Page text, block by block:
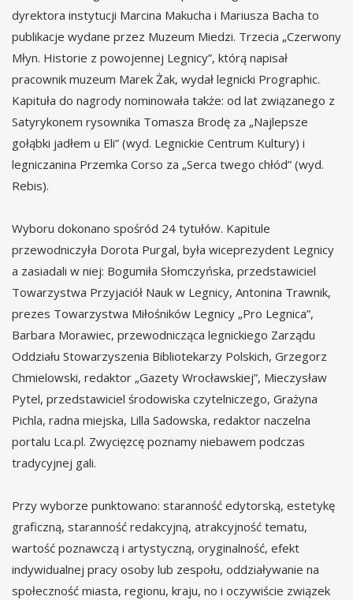
dyrektora instytucji Marcina Makucha i Mariusza Bacha to
publikacje wydane przez Muzeum Miedzi. Trzecia „Czerwony
Młyn. Historie z powojennej Legnicy”, którą napisał
pracownik muzeum Marek Żak, wydał legnicki Prographic.
Kapituła do nagrody nominowała także: od lat związanego z
Satyrykonem rysownika Tomasza Brodę za „Najlepsze
gołąbki jadłem u Eli” (wyd. Legnickie Centrum Kultury) i
legniczanina Przemka Corso za „Serca twego chłód” (wyd.
Rebis).
Wyboru dokonano spośród 24 tytułów. Kapitule
przewodniczyła Dorota Purgal, była wiceprezydent Legnicy
a zasiadali w niej: Bogumiła Słomczyńska, przedstawiciel
Towarzystwa Przyjaciół Nauk w Legnicy, Antonina Trawnik,
prezes Towarzystwa Miłośników Legnicy „Pro Legnica”,
Barbara Morawiec, przewodnicząca legnickiego Zarządu
Oddziału Stowarzyszenia Bibliotekarzy Polskich, Grzegorz
Chmielowski, redaktor „Gazety Wrocławskiej”, Mieczysław
Pytel, przedstawiciel środowiska czytelniczego, Grażyna
Pichla, radna miejska, Lilla Sadowska, redaktor naczelna
portalu Lca.pl. Zwycięzcę poznamy niebawem podczas
tradycyjnej gali.
Przy wyborze punktowano: staranność edytorską, estetykę
graficzną, staranność redakcyjną, atrakcyjność tematu,
wartość poznawczą i artystyczną, oryginalność, efekt
indywidualnej pracy osoby lub zespołu, oddziaływanie na
społeczność miasta, regionu, kraju, no i oczywiście związek